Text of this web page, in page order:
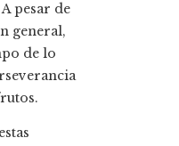
pesar de
general,
de lo